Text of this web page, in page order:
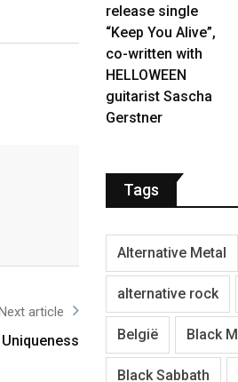
article
release single
“Keep You Alive”,
co-written with
HELLOWEEN
guitarist Sascha
Gerstner
Tags
Alternative Metal
alternative rock
België Black
Black Sabbath